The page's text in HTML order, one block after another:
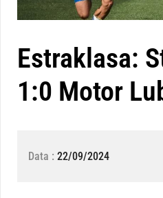
Estraklasa:
1:0 Motor
Data : 22/09/2024